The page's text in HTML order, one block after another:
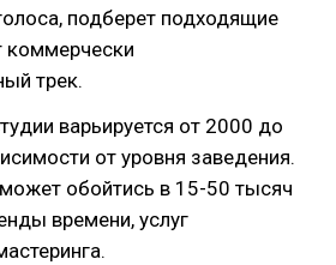
подберет подходящие
коммерчески
трек.
варьируется от 2000 до
от уровня заведения.
обойтись в 15-50 тысяч
времени, услуг